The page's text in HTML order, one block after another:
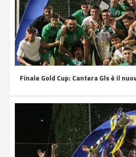
Finale Gold Cup: Cantera Gls è il